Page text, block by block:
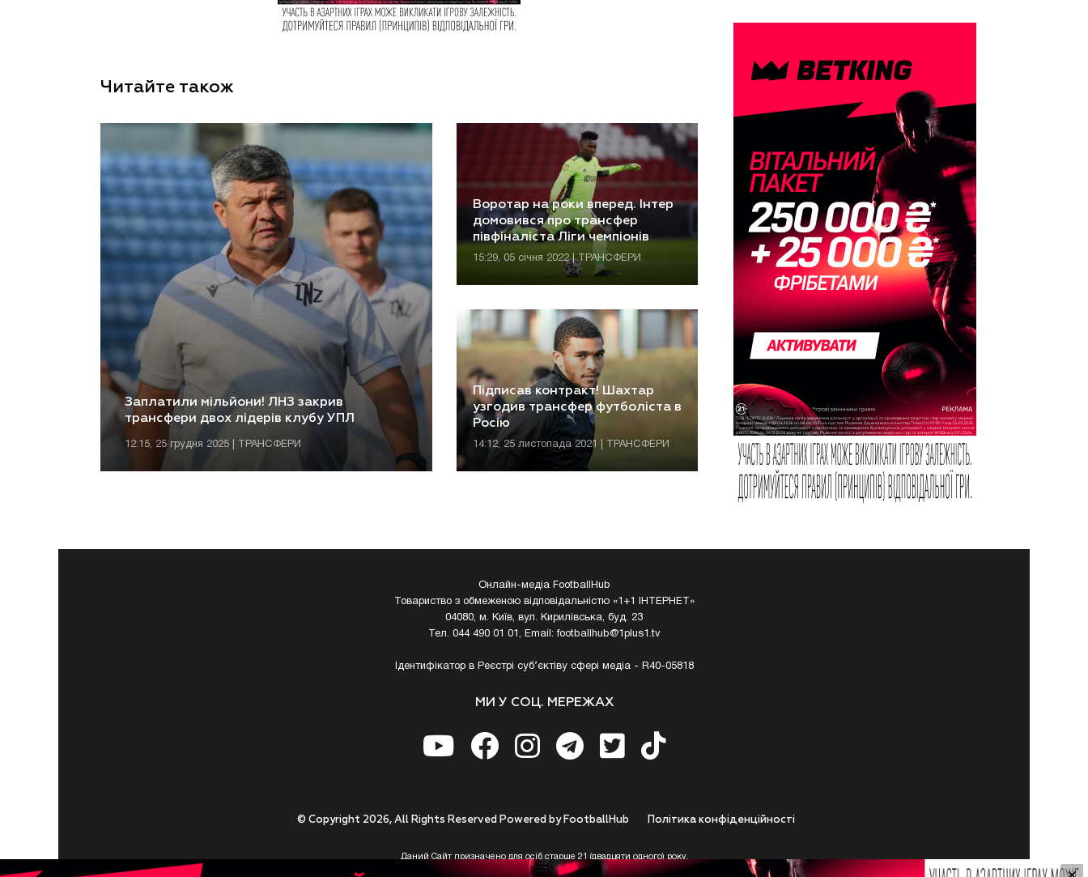
Читайте також
Заплатили мільйони! ЛНЗ закрив
трансфери двох лідерів клубу УПЛ
12:15, 25 грудня 2025 | ТРАНСФЕРИ
Воротар на роки вперед. Інтер
домовився про трансфер
півфіналіста Ліги чемпіонів
15:29, 05 січня 2022 | ТРАНСФЕРИ
Підписав контракт! Шахтар
узгодив трансфер футболіста в
Росію
14:12, 25 листопада 2021 | ТРАНСФЕРИ
Онлайн-медіа FootballHub
Товариство з обмеженою відповідальністю «1+1 ІНТЕРНЕТ»
04080, м. Київ, вул. Кирилівська, буд. 23
Тел. 044 490 01 01, Email:footballhub@1plus1.tv
Ідентифікатор в Реєстрі суб’єктіву сфері медіа - R40-05818
МИ У СОЦ. МЕРЕЖАХ
Полiтика конфiденцiйностi
© Copyright 2026, All Rights Reserved Powered by FootballHub
Даний Сайт призначено для осіб старше 21 (двадцяти одного) року.
Приступаючи до використання https://footballhub.ua, Користувач цим підтверджує, що досяг 21-річного віку.